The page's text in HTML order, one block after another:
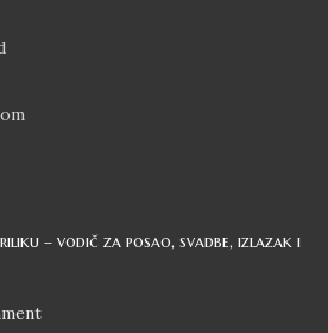
– vodič za posao, svadbe, izlazak i